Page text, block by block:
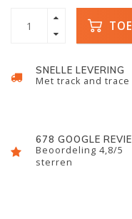
SNELLE LEVERING
Met track and trace
678 GOOGLE
Beoordeling 4,8/5
sterren